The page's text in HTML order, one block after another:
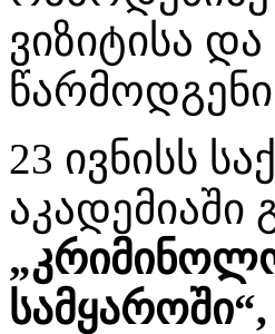
ვიზიტისა
23 ივნისს
აკადემიაში
სამყაროში“,